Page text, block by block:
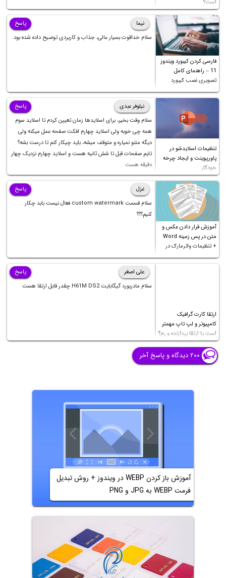
است؟
فارسی کردن کیبورد ویندوز
11 – راهنمای کامل
تصویری نصب کیبورد
فارسی
نیما
سلام خداقوت بسیار عالی، جذاب و کاربردی توضیح داده شده بود.
پاسخ
تنظیمات اسلایدشو در
پاورپوینت و ایجاد چرخه
خودکار
نیلوفر عبدی
سلام وقت بخیر، برای اسلایدها زمان تعیین کردم تا اسلاید سوم
همه چی خوبه ولی اسلاید چهارم افکت صفحه عمل میکنه ولی
دیگه متنو نمیاره و متوقف میشه، باید چیکار کنم تا درست بشه؟
تایم صفحات قبل تا شش ثانیه هست و اسلاید چهارم نزدیک چهار
دقیقه هست
پاسخ
آموزش قرار دادن عکس و
متن در پس زمینه Word
+ تنظیمات واترمارک در
ورد
غزل
سلام قسمت custom watermark فعال نیست بابد چکار
کنیم؟؟؟
پاسخ
ارتقا کارت گرافیک
کامپیوتر و لپ تاپ مهمتر
است یا ارتقا پردازنده و رم؟
علی اصغر
سلام مادربورد گیگابایت H61M DS2 چقدر قابل ارتقا هست
پاسخ
۲۰۰ دیدگاه و پاسخ آخر
آموزش باز کردن WEBP در ویندوز + روش تبدیل
فرمت WEBP‌ به JPG و PNG